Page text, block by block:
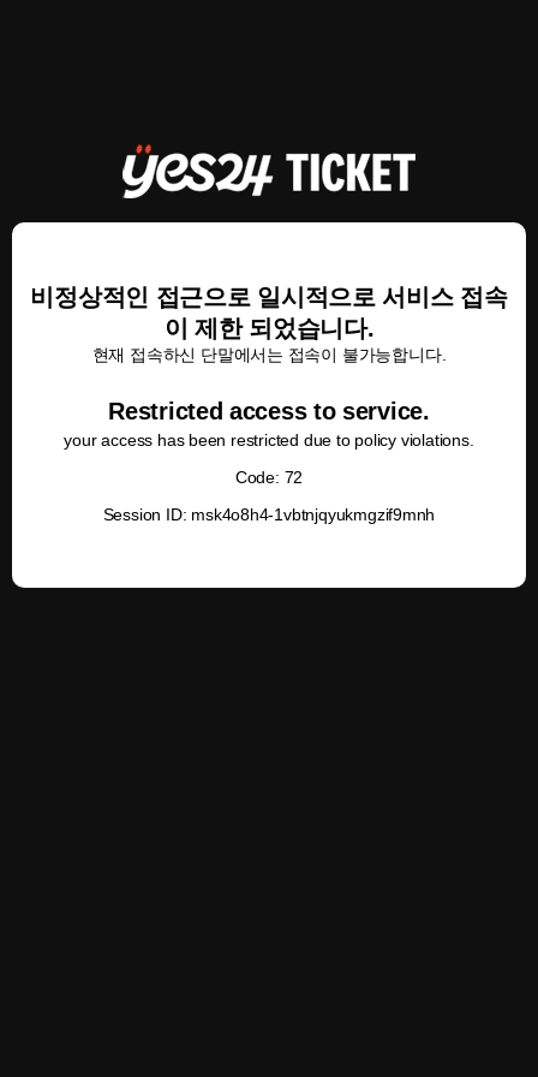
비정상적인 접근으로 일시적으로 서비스 접속
이 제한 되었습니다.
현재 접속하신 단말에서는 접속이 불가능합니다.
Restricted access to service.
your access has been restricted due to policy violations.
Code: 72
Session ID: msk4o8h4-1vbtnjqyukmgzif9mnh